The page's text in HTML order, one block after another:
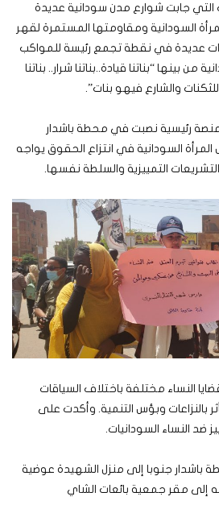
التي جابت شوارع مدن سودانية عديدة
للمرأة السودانية ومقاومتها المستمرة لقهر
عديدة في نقطة تجمع رئيسة للمواكب
من بينها “بناتنا قيادة..بناتنا شرار.. بناتنا
للثكنات والشارع فيهو بنات”.
رئيسية نصبت في محطة باشدار
السودانية في انتزاع الحقوق يواجه
التمييزية والسلطة نفسها.
النساء مختلفة باختلاف السياقات
بالنزاعات وبؤس التنمية. وأكدت على
ضد النساء السودانيات.
جنوبا إلى منزل الشهيدة عوضية
إلى مقر جمعية بائعات الشاي